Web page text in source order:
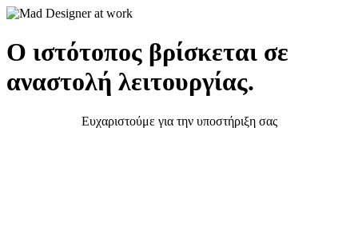
Ο ιστότοπος βρίσκεται σε
αναστολή λειτουργίας.
Ευχαριστούμε για την υποστήριξη σας